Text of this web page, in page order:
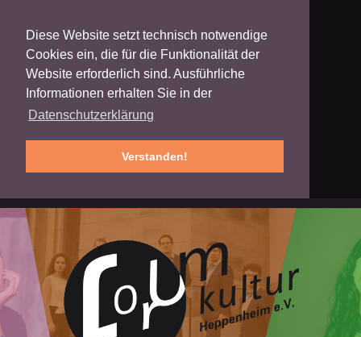
Diese Website setzt technisch notwendige
Cookies ein, die für die Funktionalität der
Website erforderlich sind. Ausführliche
Informationen erhalten Sie in der
Datenschutzerklärung
Verstanden!